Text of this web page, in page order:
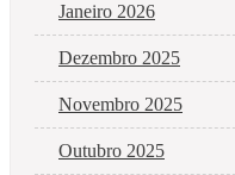
Janeiro 2026
Dezembro 2025
Novembro 2025
Outubro 2025